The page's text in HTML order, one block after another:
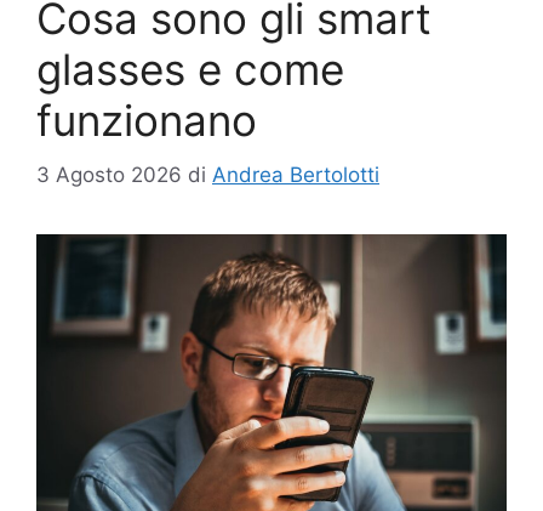
Cosa sono gli smart
glasses e come
funzionano
3 Agosto 2026 di Andrea Bertolotti